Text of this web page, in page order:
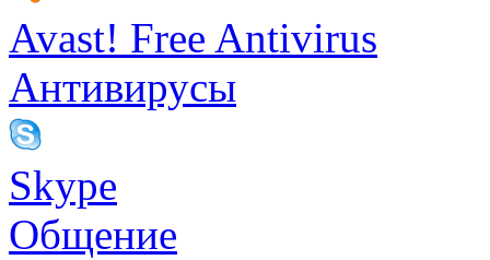
Avast! Free Antivirus
Антивирусы
Skype
Общение